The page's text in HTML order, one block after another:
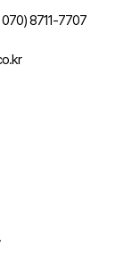
070) 8711-7707